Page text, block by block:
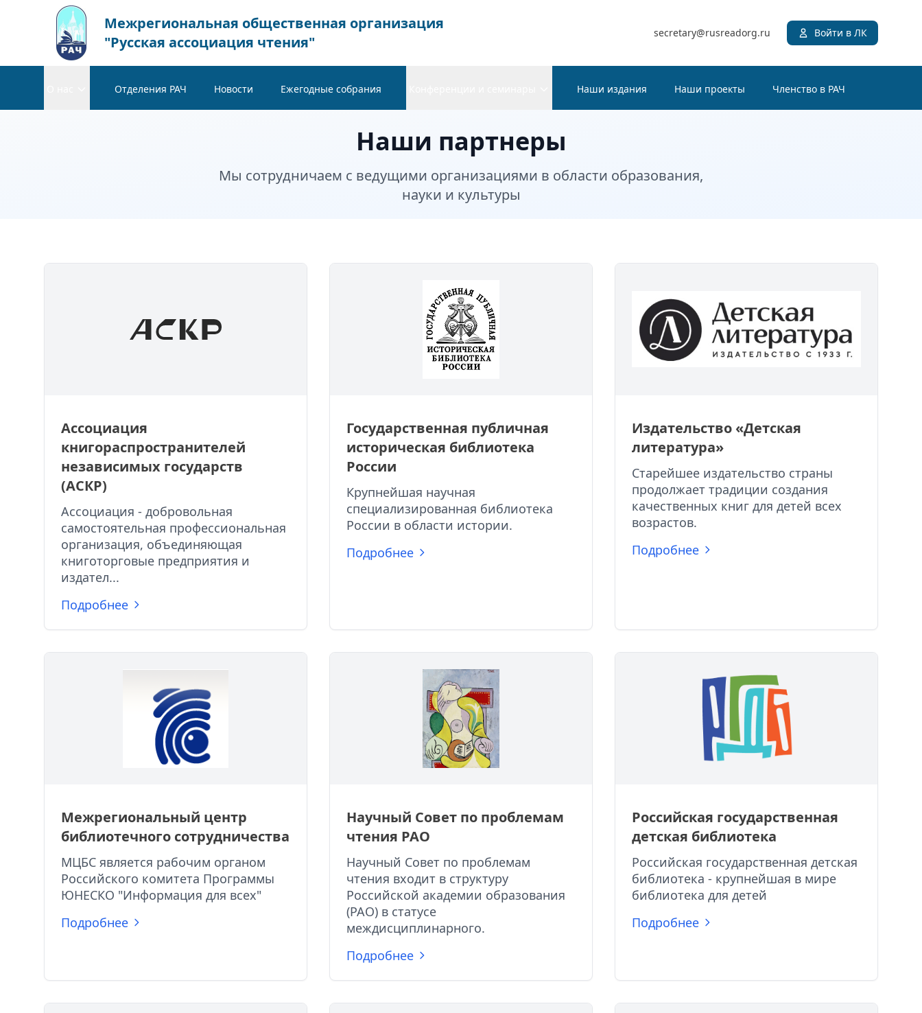
Межрегиональная общественная организация
"Русская ассоциация чтения"
secretary@rusreadorg.ru Войти в ЛК
Отделения РАЧ Новости Ежегодные собрания Наши издания Наши проекты Членство в РАЧ
Наши партнеры
Мы сотрудничаем с ведущими организациями в области образования,
науки и культуры
Ассоциация
книгораспространителей
независимых государств
(АСКР)
Ассоциация - добровольная
самостоятельная профессиональная
организация, объединяющая
книготорговые предприятия и
издател...
Подробнее
Государственная публичная
историческая библиотека
России
Крупнейшая научная
специализированная библиотека
России в области истории.
Подробнее
Издательство «Детская
литература»
Старейшее издательство страны
продолжает традиции создания
качественных книг для детей всех
возрастов.
Подробнее
Межрегиональный центр
библиотечного сотрудничества
МЦБС является рабочим органом
Российского комитета Программы
ЮНЕСКО "Информация для всех"
Подробнее
Научный Совет по проблемам
чтения РАО
Научный Совет по проблемам
чтения входит в структуру
Российской академии образования
(РАО) в статусе
междисциплинарного.
Подробнее
Российская государственная
детская библиотека
Российская государственная детская
библиотека - крупнейшая в мире
библиотека для детей
Подробнее